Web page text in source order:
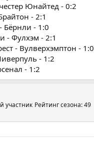
Юнайтед - 0:2
- 2:1
Бёрнли - 1:0
- Фулхэм - 2:1
- Вулверхэмптон - 1:0
- 1:2
- 1:2
участник Рейтинг сезона: 49